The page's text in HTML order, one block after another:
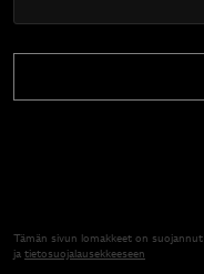
Tämän sivun lomakkeet on
jatietosuojalausekkeeseen